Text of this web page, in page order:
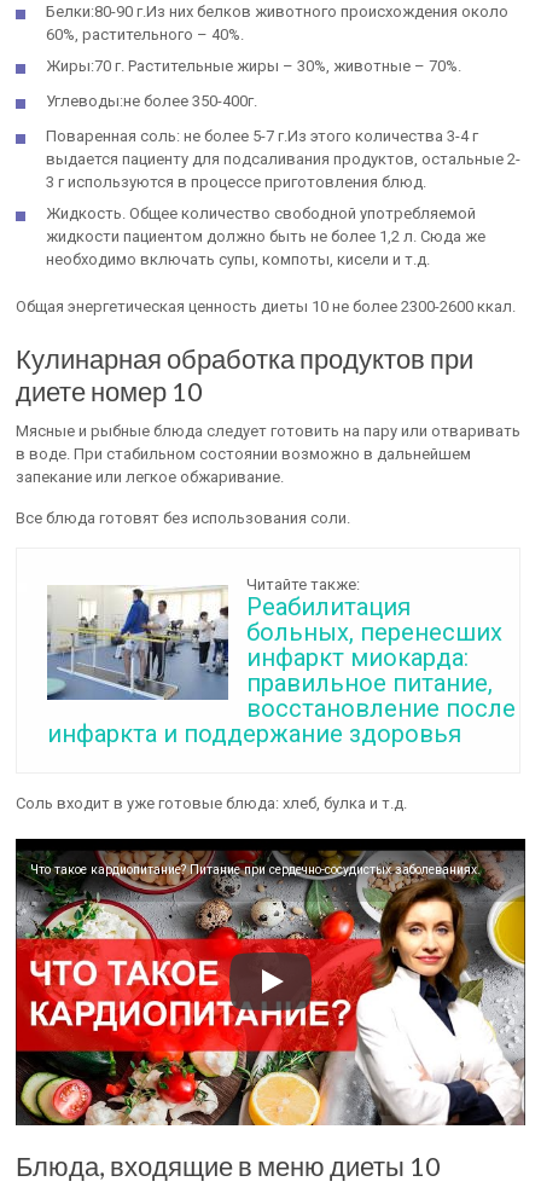
Белки:80-90 г.Из них белков животного происхождения около
60%, растительного – 40%.
Жиры:70 г. Растительные жиры – 30%, животные – 70%.
Углеводы:не более 350-400г.
Поваренная соль: не более 5-7 г.Из этого количества 3-4 г
выдается пациенту для подсаливания продуктов, остальные 2-
3 г используются в процессе приготовления блюд.
Жидкость. Общее количество свободной употребляемой
жидкости пациентом должно быть не более 1,2 л. Сюда же
необходимо включать супы, компоты, кисели и т.д.
Общая энергетическая ценность диеты 10 не более 2300-2600 ккал.
Кулинарная обработка продуктов при
диете номер 10
Мясные и рыбные блюда следует готовить на пару или отваривать
в воде. При стабильном состоянии возможно в дальнейшем
запекание или легкое обжаривание.
Все блюда готовят без использования соли.
Читайте также:
Реабилитация
больных, перенесших
инфаркт миокарда:
правильное питание,
восстановление после
инфаркта и поддержание здоровья
Соль входит в уже готовые блюда: хлеб, булка и т.д.
Что такое кардиопитание? Питание при сердечно-сосудистых заболеваниях.
Блюда, входящие в меню диеты 10